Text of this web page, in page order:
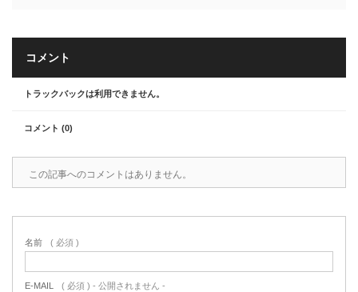
コメント
トラックバックは利用できません。
コメント (0)
この記事へのコメントはありません。
名前 ( 必須 )
E-MAIL ( 必須 ) - 公開されません -